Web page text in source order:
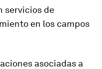
servicios de
en los campos
asociadas a